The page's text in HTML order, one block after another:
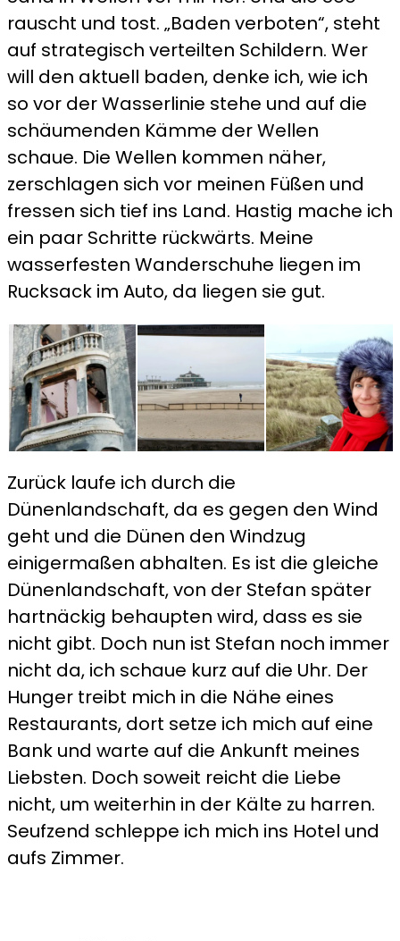
rauscht und tost. „Baden verboten“, steht
auf strategisch verteilten Schildern. Wer
will den aktuell baden, denke ich, wie ich
so vor der Wasserlinie stehe und auf die
schäumenden Kämme der Wellen
schaue. Die Wellen kommen näher,
zerschlagen sich vor meinen Füßen und
fressen sich tief ins Land. Hastig mache ich
ein paar Schritte rückwärts. Meine
wasserfesten Wanderschuhe liegen im
Rucksack im Auto, da liegen sie gut.
Zurück laufe ich durch die
Dünenlandschaft, da es gegen den Wind
geht und die Dünen den Windzug
einigermaßen abhalten. Es ist die gleiche
Dünenlandschaft, von der Stefan später
hartnäckig behaupten wird, dass es sie
nicht gibt. Doch nun ist Stefan noch immer
nicht da, ich schaue kurz auf die Uhr. Der
Hunger treibt mich in die Nähe eines
Restaurants, dort setze ich mich auf eine
Bank und warte auf die Ankunft meines
Liebsten. Doch soweit reicht die Liebe
nicht, um weiterhin in der Kälte zu harren.
Seufzend schleppe ich mich ins Hotel und
aufs Zimmer.